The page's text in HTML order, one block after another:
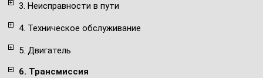
3. Неисправности в пути
4. Техническое обслуживание
5. Двигатель
6. Трансмиссия